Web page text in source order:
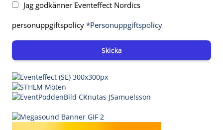
Jag godkänner Eventeffect Nordics
personuppgiftspolicy *Personuppgiftspolicy
Skicka